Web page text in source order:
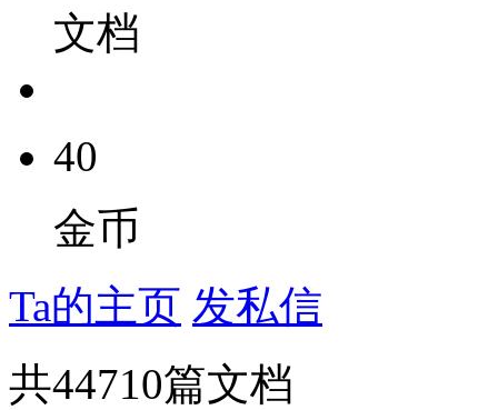
文档
40
金币
Ta的主页 发私信
共44710篇文档